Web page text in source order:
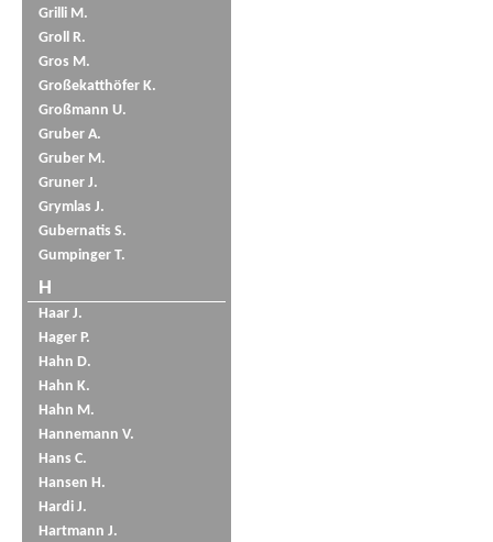
Grilli M.
Groll R.
Gros M.
Großekatthöfer K.
Großmann U.
Gruber A.
Gruber M.
Gruner J.
Grymlas J.
Gubernatis S.
Gumpinger T.
H
Haar J.
Hager P.
Hahn D.
Hahn K.
Hahn M.
Hannemann V.
Hans C.
Hansen H.
Hardi J.
Hartmann J.